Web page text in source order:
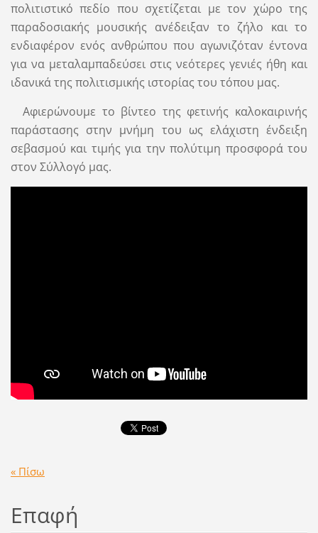
πολιτιστικό πεδίο που σχετίζεται με τον χώρο της
παραδοσιακής μουσικής ανέδειξαν το ζήλο και το
ενδιαφέρον ενός ανθρώπου που αγωνιζόταν έντονα
για να μεταλαμπαδεύσει στις νεότερες γενιές ήθη και
ιδανικά της πολιτισμικής ιστορίας του τόπου μας.
Αφιερώνουμε το βίντεο της φετινής καλοκαιρινής
παράστασης στην μνήμη του ως ελάχιστη ένδειξη
σεβασμού και τιμής για την πολύτιμη προσφορά του
στον Σύλλογό μας.
« Πίσω
Επαφή